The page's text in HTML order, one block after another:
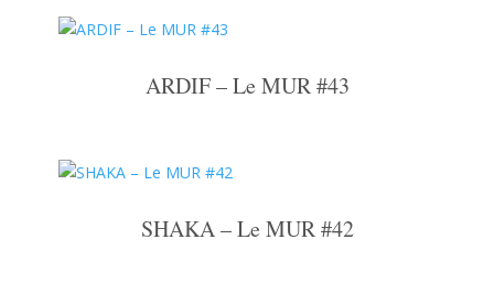
ARDIF – Le MUR #43
SHAKA – Le MUR #42